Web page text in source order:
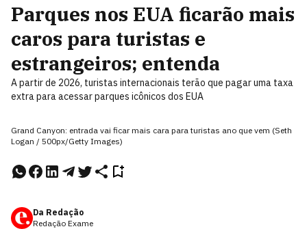
Parques nos EUA ficarão mais
caros para turistas e
estrangeiros; entenda
A partir de 2026, turistas internacionais terão que pagar uma taxa
extra para acessar parques icônicos dos EUA
Grand Canyon: entrada vai ficar mais cara para turistas ano que vem (Seth
Logan / 500px/Getty Images)
Da Redação
Redação Exame